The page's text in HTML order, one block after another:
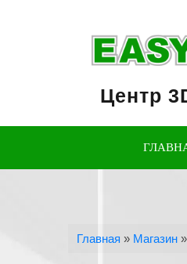
Центр
Главная » Магазин